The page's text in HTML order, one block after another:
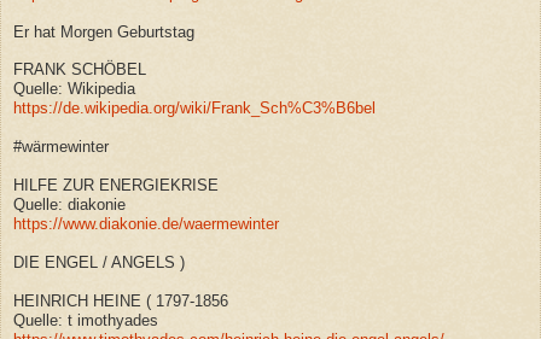
Er hat Morgen Geburtstag
FRANK SCHÖBEL
Quelle: Wikipedia
https://de.wikipedia.org/wiki/Frank_Sch%C3%B6bel
#wärmewinter
HILFE ZUR ENERGIEKRISE
Quelle: diakonie
https://www.diakonie.de/waermewinter
DIE ENGEL / ANGELS )
HEINRICH HEINE ( 1797-1856
Quelle: t imothyades